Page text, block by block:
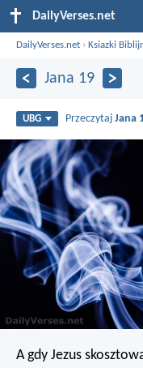
DailyVerses.net
DailyVerses.net ›Ksiazki
Jana 19
UBG PrzeczytajJana
A gdy Jezus